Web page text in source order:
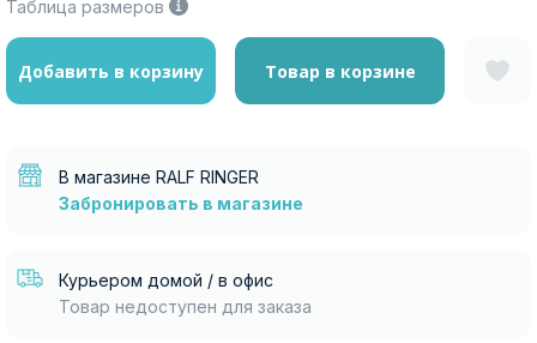
Таблица размеров
Добавить в корзину Товар в корзине
В магазине RALF RINGER
Забронировать в магазине
Курьером домой / в офис
Товар недоступен для заказа